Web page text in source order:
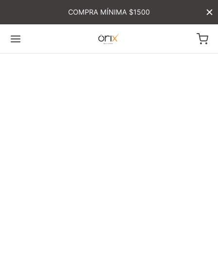
COMPRA MÍNIMA $1500